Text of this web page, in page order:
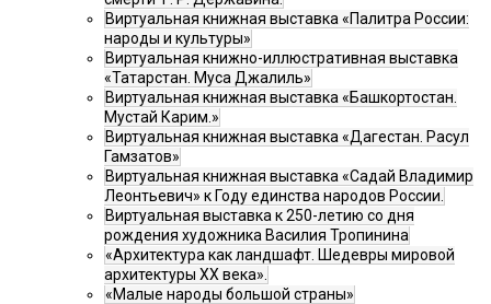
Виртуальная книжная выставка «Палитра России:
народы и культуры»
Виртуальная книжно-иллюстративная выставка
«Татарстан. Муса Джалиль»
Виртуальная книжная выставка «Башкортостан.
Мустай Карим.»
Виртуальная книжная выставка «Дагестан. Расул
Гамзатов»
Виртуальная книжная выставка «Садай Владимир
Леонтьевич» к Году единства народов России.
Виртуальная выставка к 250-летию со дня
рождения художника Василия Тропинина
«Архитектура как ландшафт. Шедевры мировой
архитектуры XX века».
«Малые народы большой страны»